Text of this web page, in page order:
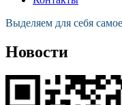
Выделяем для себя
Новости